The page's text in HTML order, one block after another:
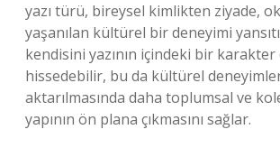
yazı türü, bireysel kimlikten ziyade,
yaşanılan kültürel bir deneyimi
kendisini yazının içindeki bir
hissedebilir, bu da kültürel
aktarılmasında daha toplumsal ve
yapının ön plana çıkmasını sağlar.